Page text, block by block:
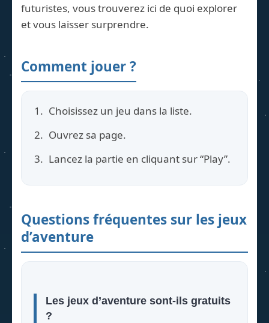
futuristes, vous trouverez ici de quoi explorer
et vous laisser surprendre.
Comment jouer ?
Choisissez un jeu dans la liste.
Ouvrez sa page.
Lancez la partie en cliquant sur “Play”.
Questions fréquentes sur les jeux
d’aventure
Les jeux d’aventure sont-ils gratuits
?